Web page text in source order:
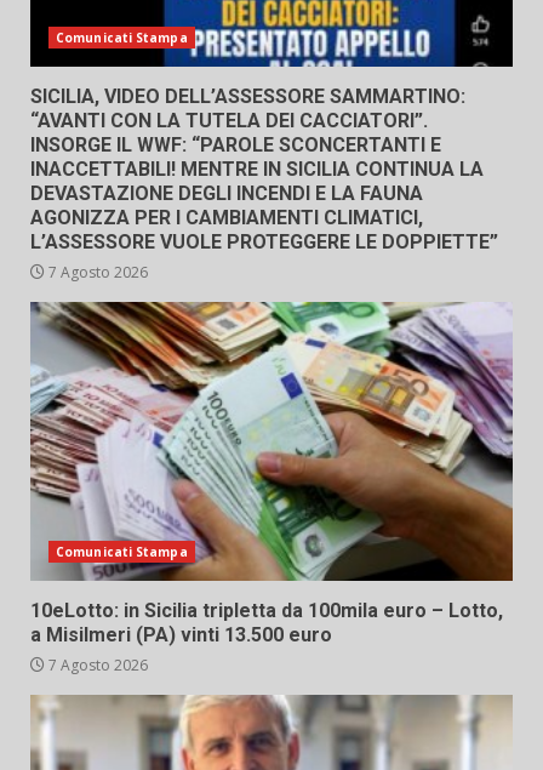
Comunicati Stampa
SICILIA, VIDEO DELL’ASSESSORE SAMMARTINO:
“AVANTI CON LA TUTELA DEI CACCIATORI”.
INSORGE IL WWF: “PAROLE SCONCERTANTI E
INACCETTABILI! MENTRE IN SICILIA CONTINUA LA
DEVASTAZIONE DEGLI INCENDI E LA FAUNA
AGONIZZA PER I CAMBIAMENTI CLIMATICI,
L’ASSESSORE VUOLE PROTEGGERE LE DOPPIETTE”
7 Agosto 2026
Comunicati Stampa
10eLotto: in Sicilia tripletta da 100mila euro – Lotto,
a Misilmeri (PA) vinti 13.500 euro
7 Agosto 2026